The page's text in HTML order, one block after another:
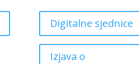
Digitalne sjednice
Izjava o